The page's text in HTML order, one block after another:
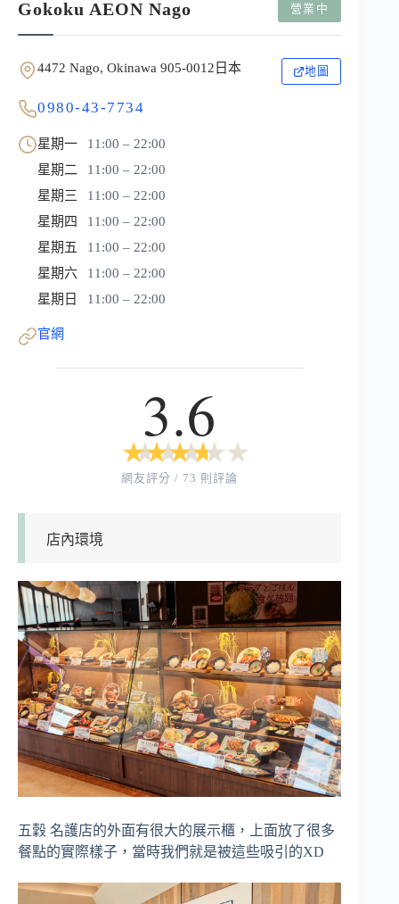
Gokoku AEON Nago 營業中
4472 Nago, Okinawa 905-0012日本 地圖
0980-43-7734
星期一
11:00 – 22:00
星期二
11:00 – 22:00
星期三
11:00 – 22:00
星期四
11:00 – 22:00
星期五
11:00 – 22:00
星期六
11:00 – 22:00
星期日
11:00 – 22:00
官網
3.6
★
★ ★
★ ★
★ ★
★ ★
★
網友評分 / 73 則評論
店內環境
五穀 名護店的外面有很大的展示櫃，上面放了很多
餐點的實際樣子，當時我們就是被這些吸引的XD